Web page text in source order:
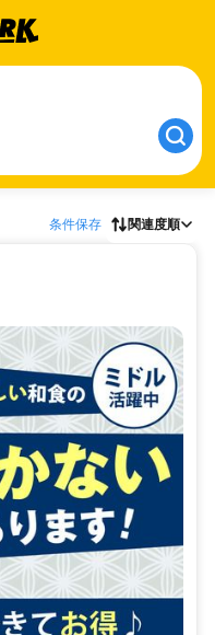
条件保存 関連度順